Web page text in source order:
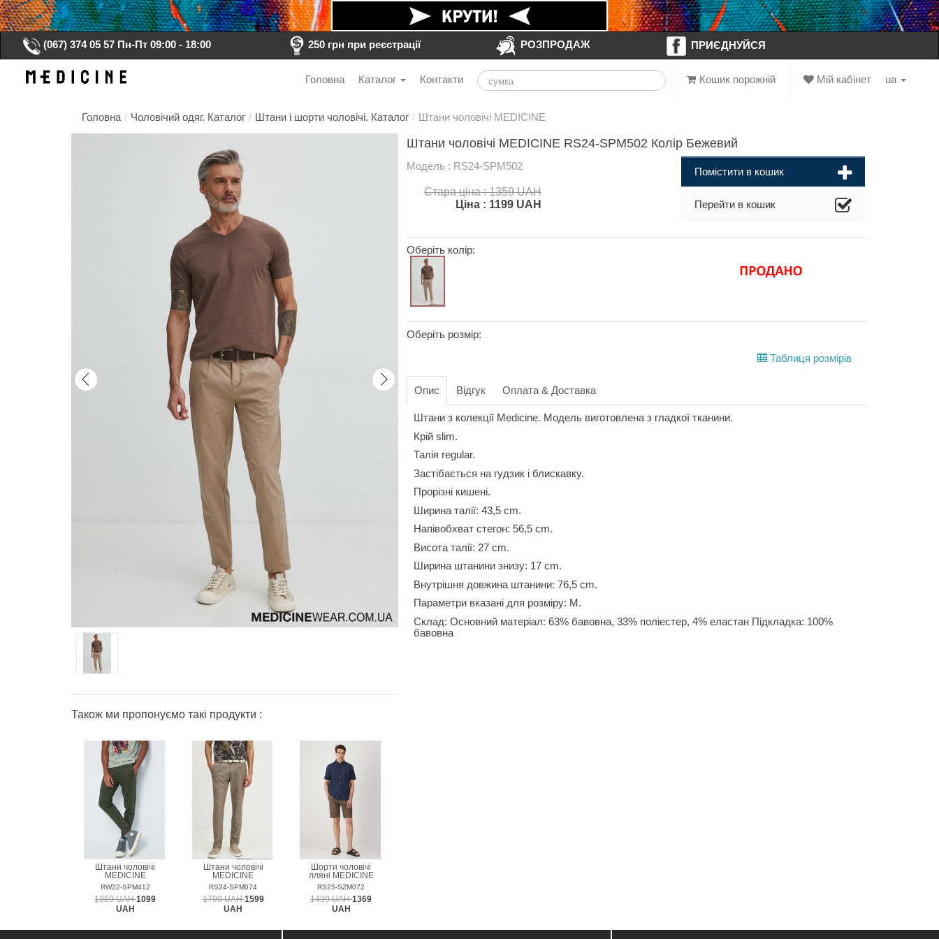
(067) 374 05 57 Пн-Пт 09:00 - 18:00 250 грн при реєстрації РОЗПРОДАЖ ПРИЄДНУЙСЯ
ua
Мій кабінет
Кошик порожній
Головна Каталог Контакти
Головна / Чоловічий одяг. Каталог / Штани і шорти чоловічі. Каталог / Штани чоловічі MEDICINE
Також ми пропонуємо такі продукти :
Штани чоловічі
MEDICINE
RW22-SPM412
1359 UAH1099
UAH
Штани чоловічі
MEDICINE
RS24-SPM074
1799 UAH1599
UAH
Шорти чоловічі
лляні MEDICINE
RS25-SZM072
1499 UAH1369
UAH
Штани чоловічі MEDICINE RS24-SPM502 Колір Бежевий
Модель : RS24-SPM502
Стара ціна : 1359 UAH
Ціна : 1199 UAH
Помістити в кошик
Перейти в кошик
Оберіть колір:
Оберіть розмір:
Таблиця розмірів
Опис Відгук Оплата & Доставка
Штани з колекції Medicine. Модель виготовлена з гладкої тканини.
Крій slim.
Талія regular.
Застібається на гудзик і блискавку.
Прорізні кишені.
Ширина талії: 43,5 cm.
Напівобхват стегон: 56,5 cm.
Висота талії: 27 cm.
Ширина штанини знизу: 17 cm.
Внутрішня довжина штанини: 76,5 cm.
Параметри вказані для розміру: М.
Склад: Основний матеріал: 63% бавовна, 33% поліестер, 4% еластан Підкладка: 100%
бавовна